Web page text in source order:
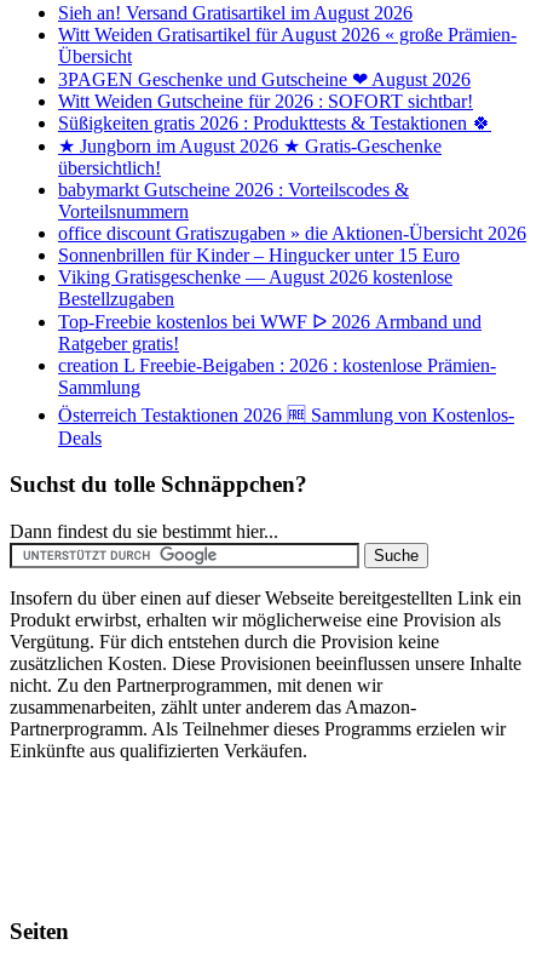
Sieh an! Versand Gratisartikel im August 2026
Witt Weiden Gratisartikel für August 2026 « große Prämien-
Übersicht
3PAGEN Geschenke und Gutscheine ❤ August 2026
Witt Weiden Gutscheine für 2026 : SOFORT sichtbar!
Süßigkeiten gratis 2026 : Produkttests & Testaktionen 🍀
★ Jungborn im August 2026 ★ Gratis-Geschenke
übersichtlich!
babymarkt Gutscheine 2026 : Vorteilscodes &
Vorteilsnummern
office discount Gratiszugaben » die Aktionen-Übersicht 2026
Sonnenbrillen für Kinder – Hingucker unter 15 Euro
Viking Gratisgeschenke — August 2026 kostenlose
Bestellzugaben
Top-Freebie kostenlos bei WWF ᐅ 2026 Armband und
Ratgeber gratis!
creation L Freebie-Beigaben : 2026 : kostenlose Prämien-
Sammlung
Österreich Testaktionen 2026 🆓 Sammlung von Kostenlos-
Deals
Suchst du tolle Schnäppchen?
Dann findest du sie bestimmt hier...
Insofern du über einen auf dieser Webseite bereitgestellten Link ein
Produkt erwirbst, erhalten wir möglicherweise eine Provision als
Vergütung. Für dich entstehen durch die Provision keine
zusätzlichen Kosten. Diese Provisionen beeinflussen unsere Inhalte
nicht. Zu den Partnerprogrammen, mit denen wir
zusammenarbeiten, zählt unter anderem das Amazon-
Partnerprogramm. Als Teilnehmer dieses Programms erzielen wir
Einkünfte aus qualifizierten Verkäufen.
Seiten